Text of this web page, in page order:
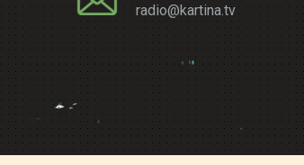
radio@kartina.tv